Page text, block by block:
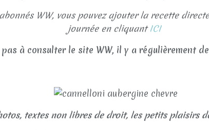
WW, vous pouvez ajouter la recette
journée en cliquantICI
à consulter le site WW, il y a régulièrement
textes non libres de droit, les petits plaisirs